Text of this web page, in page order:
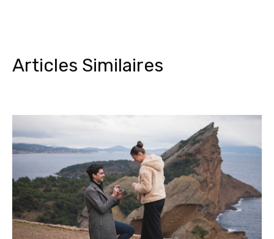
Articles Similaires